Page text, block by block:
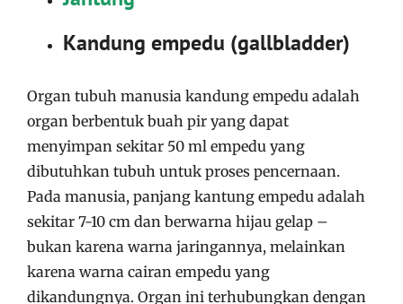
Kandung empedu (gallbladder)
Organ tubuh manusia kandung empedu adalah
organ berbentuk buah pir yang dapat
menyimpan sekitar 50 ml empedu yang
dibutuhkan tubuh untuk proses pencernaan.
Pada manusia, panjang kantung empedu adalah
sekitar 7-10 cm dan berwarna hijau gelap –
bukan karena warna jaringannya, melainkan
karena warna cairan empedu yang
dikandungnya. Organ ini terhubungkan dengan